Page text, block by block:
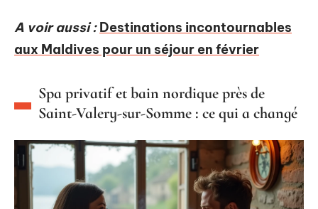
A voir aussi : Destinations incontournables
aux Maldives pour un séjour en février
Spa privatif et bain nordique près de
Saint-Valery-sur-Somme : ce qui a changé